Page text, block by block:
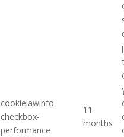
cookielawinfo-
checkbox-
performance
11
months